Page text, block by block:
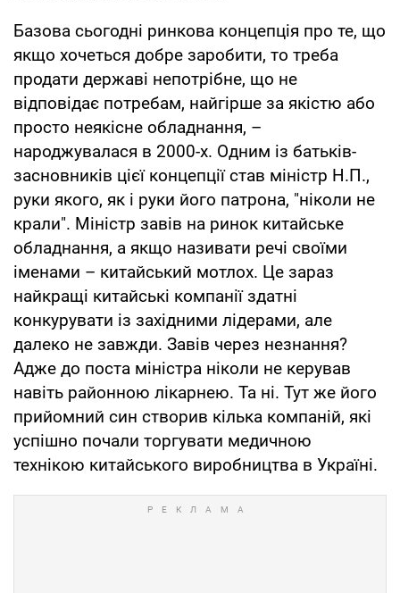
Базова сьогодні ринкова концепція про те, що
якщо хочеться добре заробити, то треба
продати державі непотрібне, що не
відповідає потребам, найгірше за якістю або
просто неякісне обладнання, –
народжувалася в 2000-х. Одним із батьків-
засновників цієї концепції став міністр Н.П.,
руки якого, як і руки його патрона, "ніколи не
крали". Міністр завів на ринок китайське
обладнання, а якщо називати речі своїми
іменами – китайський мотлох. Це зараз
найкращі китайські компанії здатні
конкурувати із західними лідерами, але
далеко не завжди. Завів через незнання?
Адже до поста міністра ніколи не керував
навіть районною лікарнею. Та ні. Тут же його
прийомний син створив кілька компаній, які
успішно почали торгувати медичною
технікою китайського виробництва в Україні.